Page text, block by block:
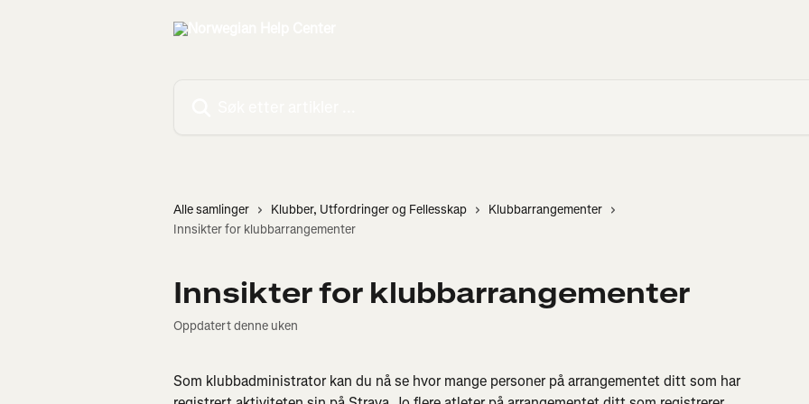
Alle samlinger Klubber, Utfordringer og Fellesskap
Klubbarrangementer
Innsikter for klubbarrangementer
Innsikter for klubbarrangementer
Oppdatert denne uken
Som klubbadministrator kan du nå se hvor mange personer på arrangementet ditt som har